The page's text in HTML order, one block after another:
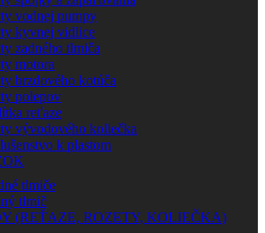
vodnej pumpy
kyvnej vidlice
zadného tlmiča
motora
brzdového kotúča
polepov
reťaze
vývodového koliečka
k plastom
tlmiče
tlmič
(REŤAZE, ROZETY, KOLIEČKA)